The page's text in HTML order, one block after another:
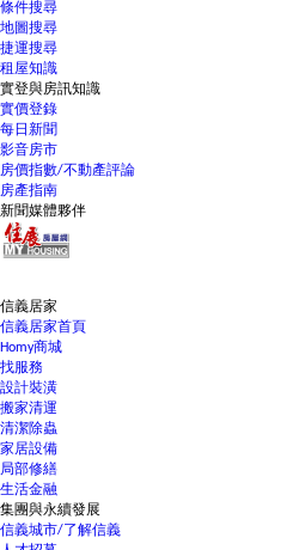
條件搜尋
地圖搜尋
捷運搜尋
租屋知識
實登與房訊知識
實價登錄
每日新聞
影音房市
房價指數/不動產評論
房產指南
新聞媒體夥伴
信義居家
信義居家首頁
Homy商城
找服務
設計裝潢
搬家清運
清潔除蟲
家居設備
局部修繕
生活金融
集團與永續發展
信義城市/了解信義